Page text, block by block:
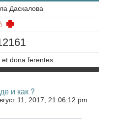
Даскалова
et dona ferentes
и как ?
11, 2017, 21:06:12 pm